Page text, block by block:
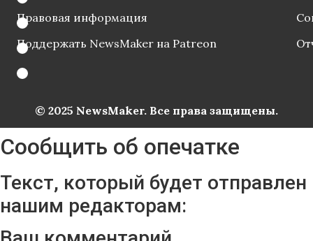
Правовая информация
Поддержать NewsMaker на Patreon
© 2025 NewsMaker. Все права защищены.
Сообщить об опечатке
Текст, который будет отправлен
нашим редакторам: